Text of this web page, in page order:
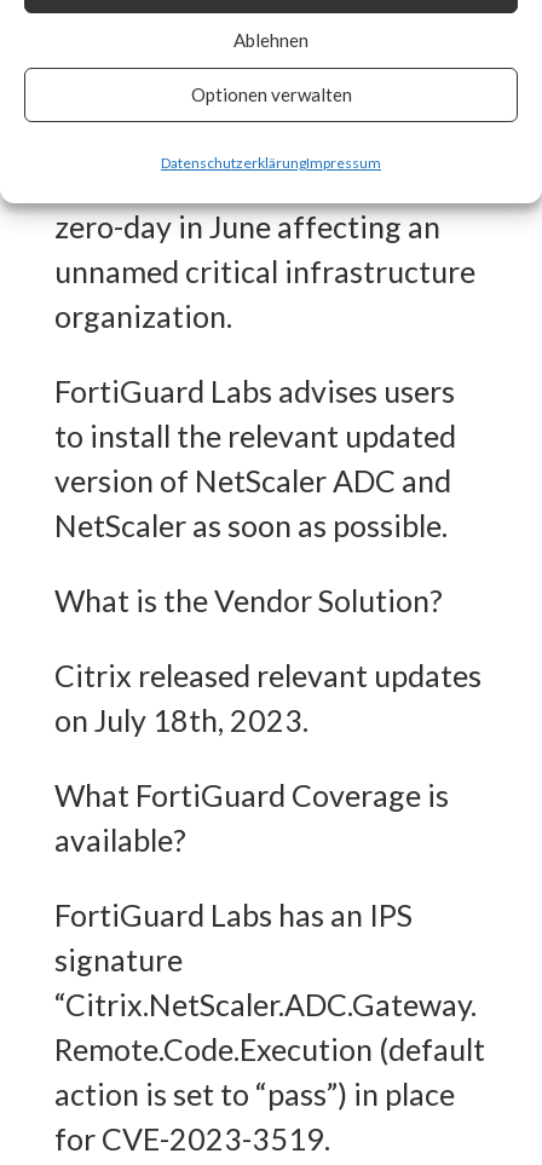
Ablehnen
Optionen verwalten
DatenschutzerklärungImpressum
Catalog on July 19th, 2023.
CISA released an advisory on
vulnerability was exploited as a
zero-day in June affecting an
unnamed critical infrastructure
organization.
FortiGuard Labs advises users
to install the relevant updated
version of NetScaler ADC and
NetScaler as soon as possible.
What is the Vendor Solution?
Citrix released relevant updates
on July 18th, 2023.
What FortiGuard Coverage is
available?
FortiGuard Labs has an IPS
signature
“Citrix.NetScaler.ADC.Gateway.
Remote.Code.Execution (default
action is set to “pass”) in place
for CVE-2023-3519.